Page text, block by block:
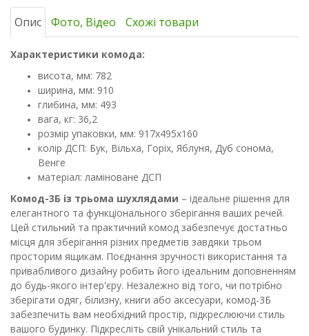
Опис Фото, Відео Схожі товари
Характеристики комода:
висота, мм: 782
ширина, мм: 910
глибина, мм: 493
вага, кг: 36,2
розмір упаковки, мм: 917х495х160
колір ДСП: Бук, Вільха, Горіх, Яблуня, Дуб сонома,
Венге
матеріал: ламіноване ДСП
Комод-3Б із трьома шухлядами – ідеальне рішення для
елегантного та функціонального зберігання ваших речей.
Цей стильний та практичний комод забезпечує достатньо
місця для зберігання різних предметів завдяки трьом
просторим ящикам. Поєднання зручності використання та
привабливого дизайну робить його ідеальним доповненням
до будь-якого інтер'єру. Незалежно від того, чи потрібно
зберігати одяг, білизну, книги або аксесуари, комод-3Б
забезпечить вам необхідний простір, підкреслюючи стиль
вашого будинку. Підкресліть свій унікальний стиль та